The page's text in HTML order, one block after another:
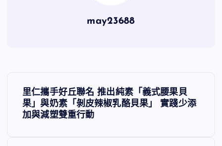
may23688
文
章
里仁攜手好丘聯名 推出純素「義式腰果貝
果」與奶素「剝皮辣椒乳酪貝果」 實踐少添
加與減塑雙重行動